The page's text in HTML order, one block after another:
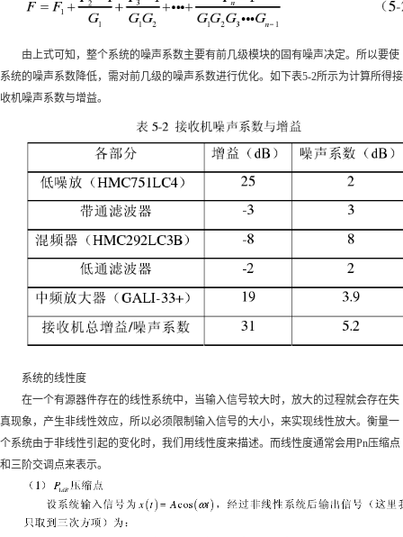
由上式可知，整个系统的噪声系数主要有前几级模块的固有噪声决定。所以要使
系统的噪声系数降低，需对前几级的噪声系数进行优化。如下表5-2所示为计算所得接
收机噪声系数与增益。
系统的线性度
在一个有源器件存在的线性系统中，当输入信号较大时，放大的过程就会存在失
真现象，产生非线性效应，所以必须限制输入信号的大小，来实现线性放大。衡量一
个系统由于非线性引起的变化时，我们用线性度来描述。而线性度通常会用Pn压缩点
和三阶交调点来表示。